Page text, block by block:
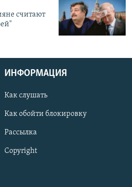
считают
ИНФОРМАЦИЯ
Как слушать
Как обойти блокировку
Рассылка
Copyright